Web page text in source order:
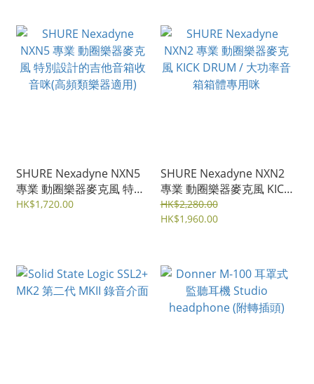
SHURE Nexadyne NXN5
專業 動圈樂器麥克風 特別
設計的吉他音箱收音咪(高
HK$1,720.00
SHURE Nexadyne NXN2
專業 動圈樂器麥克風 KICK
DRUM / 大功率音箱箱體
專用咪
HK$2,280.00
HK$1,960.00